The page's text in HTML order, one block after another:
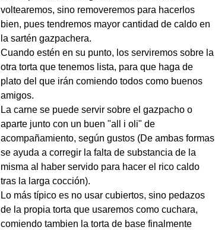
voltearemos, sino removeremos para hacerlos
bien, pues tendremos mayor cantidad de caldo en
la sartén gazpachera.
Cuando estén en su punto, los serviremos sobre la
otra torta que tenemos lista, para que haga de
plato del que irán comiendo todos como buenos
amigos.
La carne se puede servir sobre el gazpacho o
aparte junto con un buen "all i oli" de
acompañamiento, según gustos (De ambas formas
se ayuda a corregir la falta de substancia de la
misma al haber servido para hacer el rico caldo
tras la larga cocción).
Lo más típico es no usar cubiertos, sino pedazos
de la propia torta que usaremos como cuchara,
comiendo tambien la torta de base finalmente